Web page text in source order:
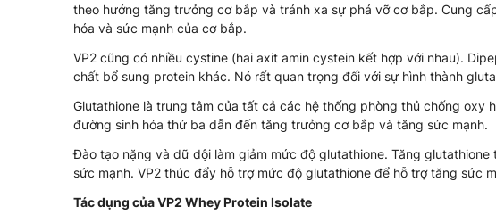
theo hướng tăng trưởng cơ bắp và tránh xa sự phá vỡ cơ bắp. Cung
hóa và sức mạnh của cơ bắp.
VP2 cũng có nhiều cystine (hai axit amin cystein kết hợp với nhau).
chất bổ sung protein khác. Nó rất quan trọng đối với sự hình thành
Glutathione là trung tâm của tất cả các hệ thống phòng thủ chống oxy
đường sinh hóa thứ ba dẫn đến tăng trưởng cơ bắp và tăng sức mạnh.
Đào tạo nặng và dữ dội làm giảm mức độ glutathione. Tăng
sức mạnh. VP2 thúc đẩy hỗ trợ mức độ glutathione để hỗ trợ tăng sức
Tác dụng của VP2 Whey Protein Isolate